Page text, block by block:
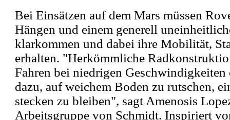
Bei Einsätzen auf dem Mars müssen
Hängen und einem generell
klarkommen und dabei ihre Mobilität,
erhalten. "Herkömmliche
Fahren bei niedrigen
dazu, auf weichem Boden zu rutschen,
stecken zu bleiben", sagt Amenosis
Arbeitsgruppe von Schmidt. Inspiriert